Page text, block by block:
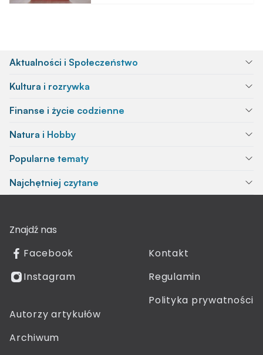
Aktualności i Społeczeństwo
Kultura i rozrywka
Finanse i życie codzienne
Natura i Hobby
Popularne tematy
Najchętniej czytane
Znajdź nas
Facebook
Instagram
Kontakt
Regulamin
Polityka prywatności
Autorzy artykułów
Archiwum